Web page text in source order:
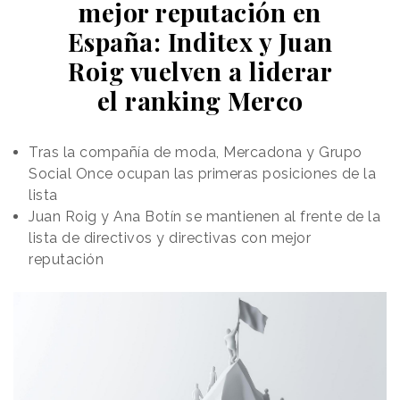
a este tipo de herramientas. Cuenta con producción
de Carmen Callejón y Cristina Cortés, ambas partes
del laboratorio creativo de Magnific.
mejor reputación en
España: Inditex y Juan
Roig vuelven a liderar
el ranking Merco
Tras la compañía de moda, Mercadona y Grupo
Social Once ocupan las primeras posiciones de la
lista
Juan Roig y Ana Botín se mantienen al frente de la
lista de directivos y directivas con mejor
reputación